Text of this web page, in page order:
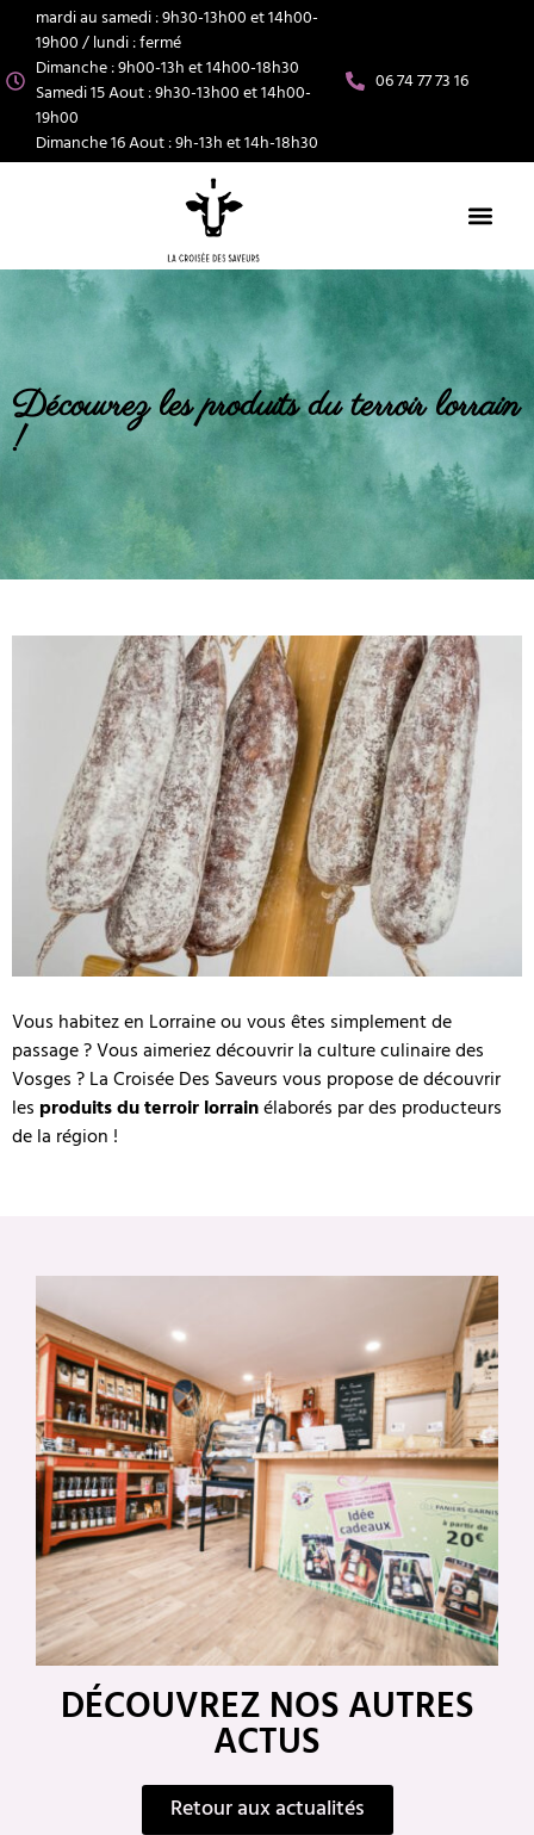
mardi au samedi : 9h30-13h00 et 14h00-
19h00 / lundi : fermé
Dimanche : 9h00-13h et 14h00-18h30
Samedi 15 Aout : 9h30-13h00 et 14h00-
19h00
Dimanche 16 Aout : 9h-13h et 14h-18h30
06 74 77 73 16
Découvrez les produits du terroir lorrain
!
Vous habitez en Lorraine ou vous êtes simplement de
passage ? Vous aimeriez découvrir la culture culinaire des
Vosges ? La Croisée Des Saveurs vous propose de découvrir
les produits du terroir lorrainélaborés par des producteurs
de la région !
DÉCOUVREZ NOS AUTRES
ACTUS
Retour aux actualités